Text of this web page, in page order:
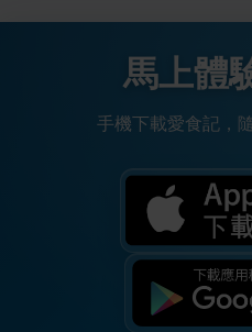
馬上體
手機下載愛食記，